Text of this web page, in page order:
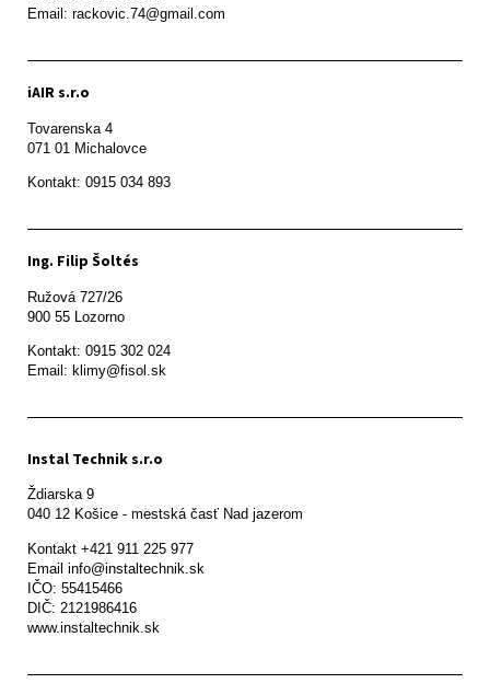
Email: rackovic.74@gmail.com
iAIR s.r.o
Tovarenska 4
071 01 Michalovce
Ing. Filip Šoltés
Ružová 727/26
900 55 Lozorno
Kontakt: 0915 302 024
Email: klimy@fisol.sk
Instal Technik s.r.o
Ždiarska 9
Kontakt +421 911 225 977
Email info@instaltechnik.sk
IČO: 55415466
DIČ: 2121986416
www.instaltechnik.sk